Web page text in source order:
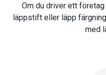
Om du driver ett
läppstift eller läpp
med